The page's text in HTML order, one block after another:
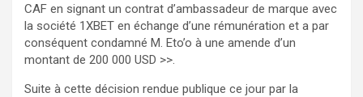
CAF en signant un contrat d’ambassadeur de marque avec
la société 1XBET en échange d’une rémunération et a par
conséquent condamné M. Eto’o à une amende d’un
montant de 200 000 USD >>.
Suite à cette décision rendue publique ce jour par la